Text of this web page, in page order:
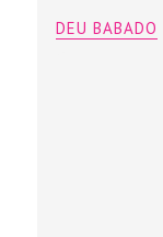
DEU BABADO